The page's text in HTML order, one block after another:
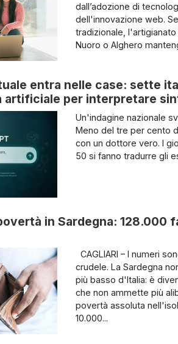
dall’adozione di
dell'innovazione web.
tradizionale,
Nuoro o Alghero
entra nelle case: sette
artificiale per interpretare
Un'indagine nazionale
Meno del tre per cento
con un dottore vero. I
50 si fanno tradurre gli
in Sardegna: 128.000
CAGLIARI – I numeri
crudele. La Sardegna
più basso d'Italia: è
che non ammette più
povertà assoluta
10.000...